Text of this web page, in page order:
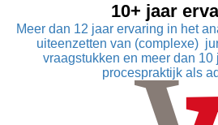
10+ jaar
Meer dan 12 jaar ervaring in het
uiteenzetten van (complexe)
vraagstukken en meer dan
procespraktijk als